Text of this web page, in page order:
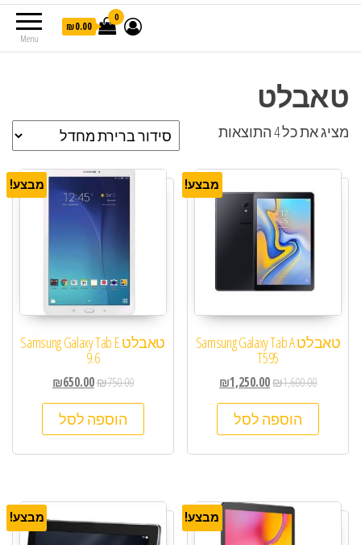
Menu
0
₪0.00
טאבלט
מציג את כל 4 התוצאות
מבצע!
טאבלט Samsung Galaxy Tab A
T595
₪1,600.00
₪1,250.00
הוספה לסל
מבצע!
טאבלט Samsung Galaxy Tab E
9.6
₪750.00
₪650.00
הוספה לסל
מבצע! מבצע!